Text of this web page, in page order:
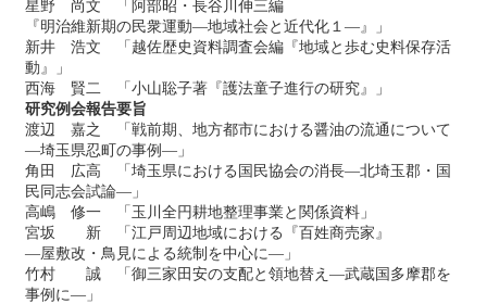
星野 尚文 「阿部昭・長谷川伸三編
『明治維新期の民衆運動―地域社会と近代化１―』」
新井 浩文 「越佐歴史資料調査会編『地域と歩む史料保存活
動』」
西海 賢二 「小山聡子著『護法童子進行の研究』」
研究例会報告要旨
渡辺 嘉之 「戦前期、地方都市における醤油の流通について
―埼玉県忍町の事例―」
角田 広高 「埼玉県における国民協会の消長―北埼玉郡・国
民同志会試論―」
高嶋 修一 「玉川全円耕地整理事業と関係資料」
宮坂 新 「江戸周辺地域における『百姓商売家』
―屋敷改・鳥見による統制を中心に―」
竹村 誠 「御三家田安の支配と領地替え―武蔵国多摩郡を
事例に―」